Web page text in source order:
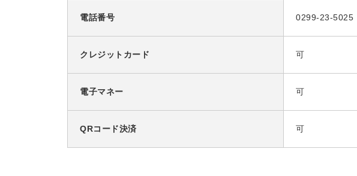
電話番号 0299-23-5025
クレジットカード 可
電子マネー 可
QRコード決済 可